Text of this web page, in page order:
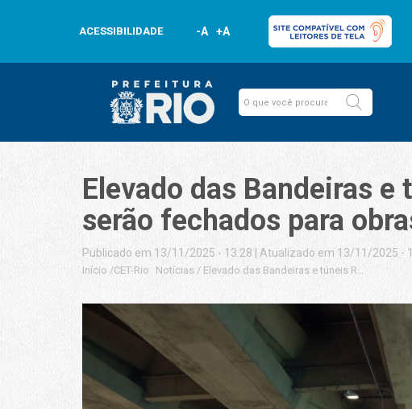
ACESSIBILIDADE -A +A
Elevado das Bandeiras
serão fechados para
Publicado em 13/11/2025 - 13:28 Atualizado em 13/11/2025 -
Início /CET-Rio Notícias / Elevado das Bandeiras e túneis Rebouças,